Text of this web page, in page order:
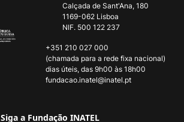
Calçada de Sant'Ana, 180
1169-062 Lisboa
NIF. 500 122 237
+351 210 027 000
(chamada para a rede fixa nacional)
dias úteis, das 9h00 às 18h00
fundacao.inatel@inatel.pt
Siga a Fundação INATEL